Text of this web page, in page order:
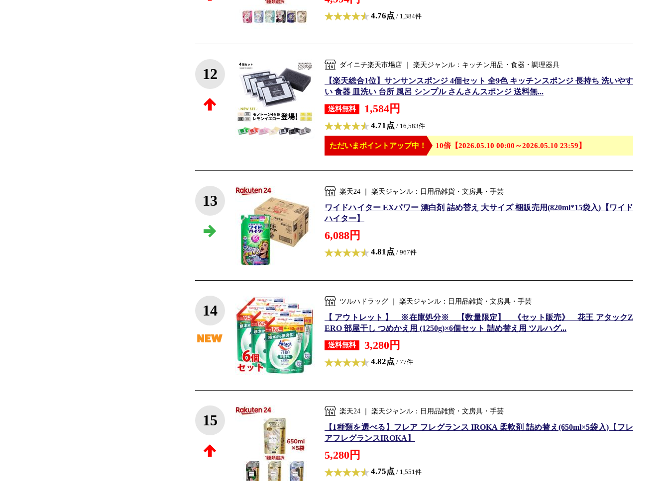
4.76点 / 1,384件
12
ダイニチ楽天市場店 ｜ 楽天ジャンル：キッチン用品・食器・調理器具
【楽天総合1位】サンサンスポンジ 4個セット 全9色 キッチンスポンジ 長持ち 洗いやす
い 食器 皿洗い 台所 風呂 シンプル さんさんスポンジ 送料無...
送料無料 1,584円
4.71点 / 16,583件
ただいまポイントアップ中！ 10倍【2026.05.10 00:00～2026.05.10 23:59】
13
楽天24 ｜ 楽天ジャンル：日用品雑貨・文房具・手芸
ワイドハイター EXパワー 漂白剤 詰め替え 大サイズ 梱販売用(820ml*15袋入)【ワイド
ハイター】
6,088円
4.81点 / 967件
14
ツルハドラッグ ｜ 楽天ジャンル：日用品雑貨・文房具・手芸
【 アウトレット 】 ※在庫処分※ 【数量限定】 《セット販売》 花王 アタックZ
ERO 部屋干し つめかえ用 (1250g)×6個セット 詰め替え用 ツルハグ...
送料無料 3,280円
4.82点 / 77件
15
楽天24 ｜ 楽天ジャンル：日用品雑貨・文房具・手芸
【1種類を選べる】フレア フレグランス IROKA 柔軟剤 詰め替え(650ml×5袋入)【フレ
アフレグランスIROKA】
5,280円
4.75点 / 1,551件